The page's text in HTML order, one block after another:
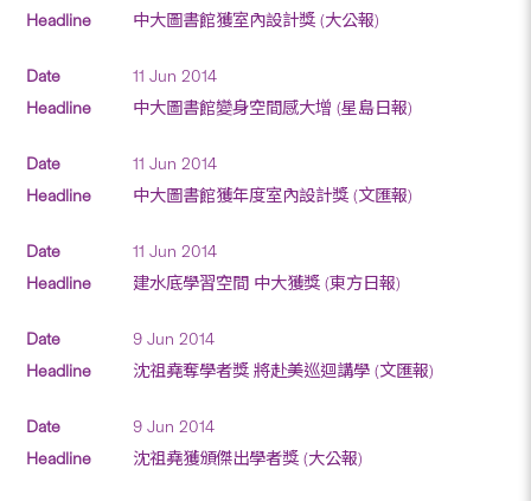
中大圖書館獲室內設計獎 (大公報)
11 Jun 2014
中大圖書館變身空間感大增 (星島日報)
11 Jun 2014
中大圖書館獲年度室內設計獎 (文匯報)
11 Jun 2014
建水底學習空間 中大獲獎 (東方日報)
9 Jun 2014
沈祖堯奪學者獎 將赴美巡迴講學 (文匯報)
9 Jun 2014
沈祖堯獲頒傑出學者獎 (大公報)